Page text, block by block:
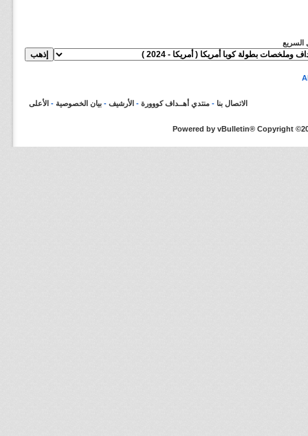
السريع
الاتصال بنا - منتدي أهــداف كووورة - الأرشيف - بيان الخصوصية - الأعلى
Powered by vBulletin® Copyright